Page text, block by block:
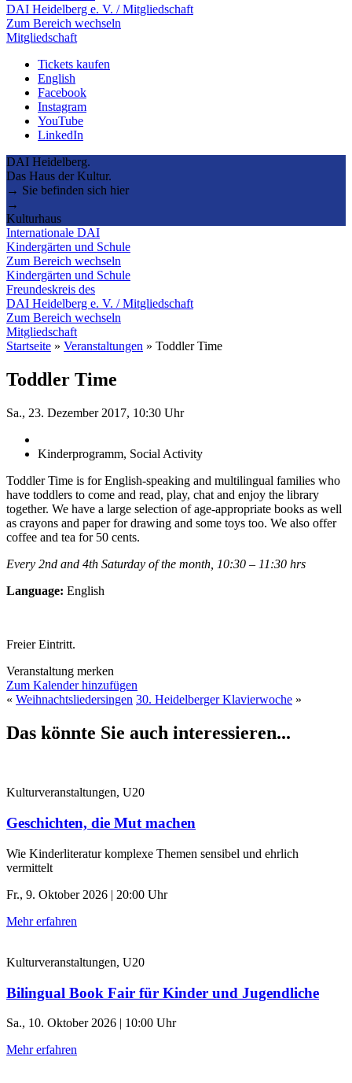
DAI Heidelberg e. V. / Mitgliedschaft
Zum Bereich wechseln
Mitgliedschaft
Tickets kaufen
English
Facebook
Instagram
YouTube
LinkedIn
DAI Heidelberg.
Das Haus der Kultur.
→ Sie befinden sich hier
→
Kulturhaus
Internationale DAI
Kindergärten und Schule
Zum Bereich wechseln
Kindergärten und Schule
Freundeskreis des
DAI Heidelberg e. V. / Mitgliedschaft
Zum Bereich wechseln
Mitgliedschaft
Startseite » Veranstaltungen » Toddler Time
Toddler Time
Sa., 23. Dezember 2017, 10:30 Uhr
Kinderprogramm, Social Activity
Toddler Time is for English-speaking and multilingual families who
have toddlers to come and read, play, chat and enjoy the library
together. We have a large selection of age-appropriate books as well
as crayons and paper for drawing and some toys too. We also offer
coffee and tea for 50 cents.
Every 2nd and 4th Saturday of the month, 10:30 – 11:30 hrs
Language: English
Freier Eintritt.
Veranstaltung merken
Zum Kalender hinzufügen
« Weihnachtsliedersingen 30. Heidelberger Klavierwoche »
Das könnte Sie auch interessieren...
Kulturveranstaltungen, U20
Geschichten, die Mut machen
Wie Kinderliteratur komplexe Themen sensibel und ehrlich
vermittelt
Fr., 9. Oktober 2026 | 20:00 Uhr
Mehr erfahren
Kulturveranstaltungen, U20
Bilingual Book Fair für Kinder und Jugendliche
Sa., 10. Oktober 2026 | 10:00 Uhr
Mehr erfahren